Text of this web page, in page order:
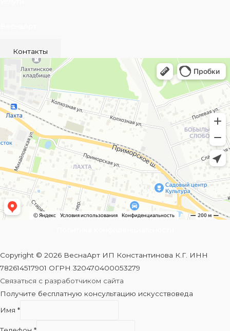
Контакты
Copyright © 2026 ВеснаАрт ИП Константинова К.Г. ИНН
782614517901 ОГРН 320470400053279
Связаться с разработчиком сайта
Получите бесплатную консультацию искусствоведа
Имя *